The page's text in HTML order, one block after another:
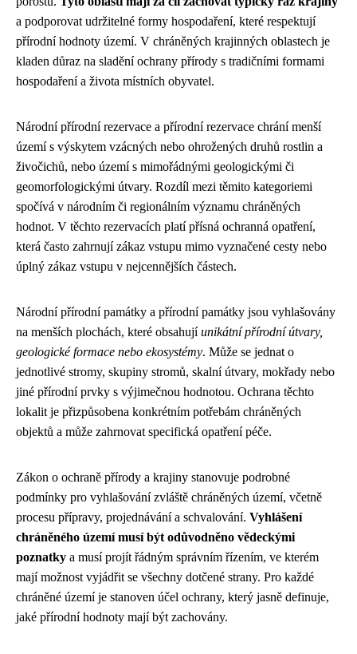
a podporovat udržitelné formy hospodaření, které respektují
přírodní hodnoty území. V chráněných krajinných oblastech je
kladen důraz na sladění ochrany přírody s tradičními formami
hospodaření a života místních obyvatel.
Národní přírodní rezervace a přírodní rezervace chrání menší
území s výskytem vzácných nebo ohrožených druhů rostlin a
živočichů, nebo území s mimořádnými geologickými či
geomorfologickými útvary. Rozdíl mezi těmito kategoriemi
spočívá v národním či regionálním významu chráněných
hodnot. V těchto rezervacích platí přísná ochranná opatření,
která často zahrnují zákaz vstupu mimo vyznačené cesty nebo
úplný zákaz vstupu v nejcennějších částech.
Národní přírodní památky a přírodní památky jsou vyhlašovány
na menších plochách, které obsahujíunikátní přírodní útvary,
geologické formace nebo ekosystémy. Může se jednat o
jednotlivé stromy, skupiny stromů, skalní útvary, mokřady nebo
jiné přírodní prvky s výjimečnou hodnotou. Ochrana těchto
lokalit je přizpůsobena konkrétním potřebám chráněných
objektů a může zahrnovat specifická opatření péče.
Zákon o ochraně přírody a krajiny stanovuje podrobné
podmínky pro vyhlašování zvláště chráněných území, včetně
procesu přípravy, projednávání a schvalování. Vyhlášení
chráněného území musí být odůvodněno vědeckými
poznatky a musí projít řádným správním řízením, ve kterém
mají možnost vyjádřit se všechny dotčené strany. Pro každé
chráněné území je stanoven účel ochrany, který jasně definuje,
jaké přírodní hodnoty mají být zachovány.